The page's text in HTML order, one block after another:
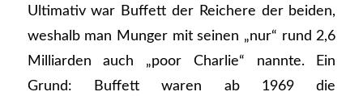
Ultimativ war Buffett der Reichere der beiden,
weshalb man Munger mit seinen „nur“ rund 2,6
Milliarden auch „poor Charlie“ nannte. Ein
Grund: Buffett waren ab 1969 die